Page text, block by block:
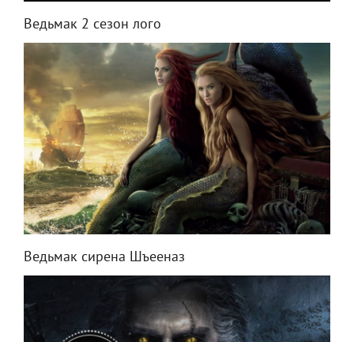
Ведьмак 2 сезон лого
Ведьмак сирена Шъееназ